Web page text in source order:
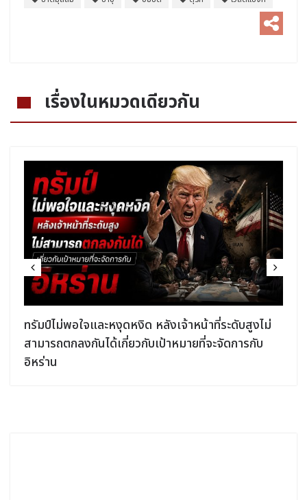
เรื่องในหมวดเดียวกัน
ทรัมป์ไม่พอใจและหงุดหงิด หลังเจ้าหน้าที่ระดับสูงไม่
สามารถตกลงกันได้เกี่ยวกับเป้าหมายที่จะจัดการกับ
อิหร่าน